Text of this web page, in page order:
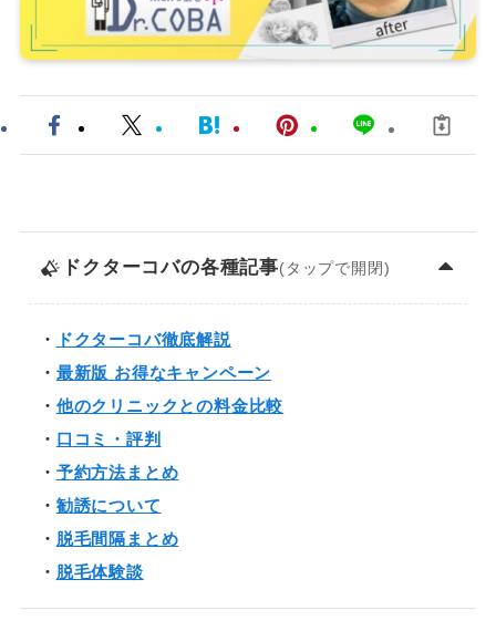
ドクターコバの各種記事(タップで開閉)
・
ドクターコバ徹底解説
・ 最新版 お得なキャンペーン
・ 他のクリニックとの料金比較
・ 口コミ・評判
・ 予約方法まとめ
・ 勧誘について
・ 脱毛間隔まとめ
・ 脱毛体験談